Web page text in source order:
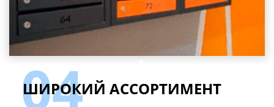
ШИРОКИЙ АССОРТИМЕНТ